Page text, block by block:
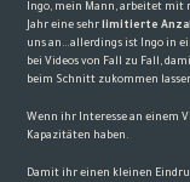
Ingo, mein Mann, arbeitet
Jahr eine sehrlimitierte
uns an…allerdings ist Ingo in
bei Videos von Fall zu Fall,
beim Schnitt zukommen
Wenn ihr Interesse an einem
Kapazitäten haben.
Damit ihr einen kleinen